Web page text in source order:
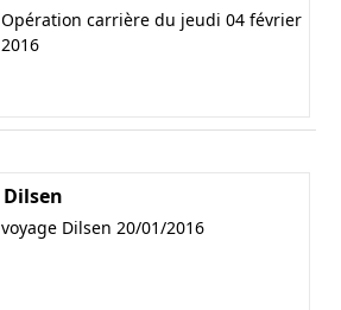
Opération carrière du jeudi 04 février
2016
Dilsen
voyage Dilsen 20/01/2016